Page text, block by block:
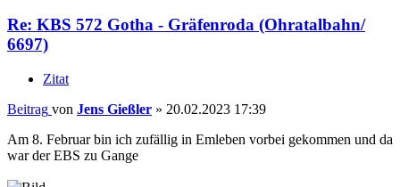
Re: KBS 572 Gotha - Gräfenroda (Ohratalbahn/
6697)
Zitat
Beitrag von Jens Gießler » 20.02.2023 17:39
Am 8. Februar bin ich zufällig in Emleben vorbei gekommen und da
war der EBS zu Gange